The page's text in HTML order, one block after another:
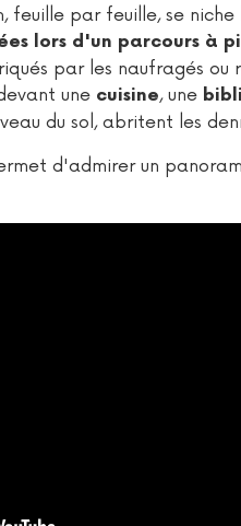
feuille par feuille, se
lors d'un parcours à
par les naufragés ou
une cuisine, une
du sol, abritent les
d'admirer un